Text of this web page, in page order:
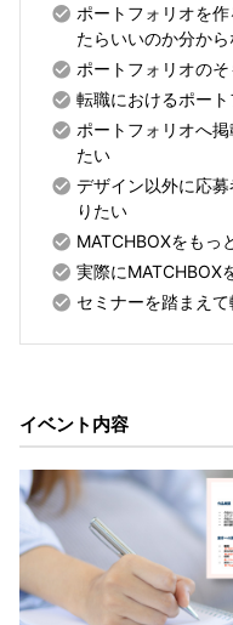
ポートフォリオを
たらいいのか分か
ポートフォリオの
転職におけるポー
ポートフォリオへ
たい
デザイン以外に応
りたい
MATCHBOXをもっ
実際にMATCHBOX
セミナーを踏まえ
イベント内容